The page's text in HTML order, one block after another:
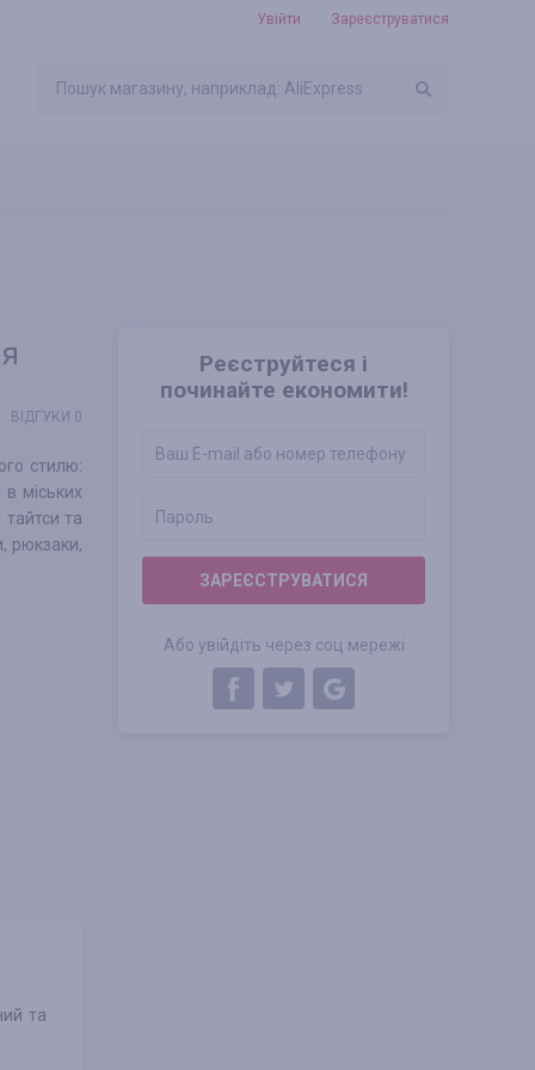
Увійти Зареєструватися
Реєструйтеся і
починайте економити!
ЗАРЕЄСТРУВАТИСЯ
Або увійдіть через соц мережі
ВІДГУКИ 0
стилю:
міських
та
рюкзаки,
та